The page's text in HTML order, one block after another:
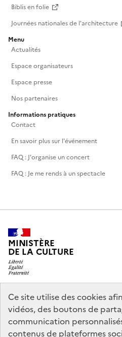
Ce site utilise des cookies
vidéos, des boutons de
communication
contenus de plateformes
Biblis en folie
Journées nationales de l'architecture
Menu
Actualités
Espace organisateurs
Espace presse
Nos partenaires
Informations pratiques
Contact
En savoir plus sur l'événement
FAQ : J'organise un concert
FAQ : Je me rends à un spectacle
MINISTÈRE
DE LA CULTURE
legifrance.gouv.fr
service-public.gouv.fr